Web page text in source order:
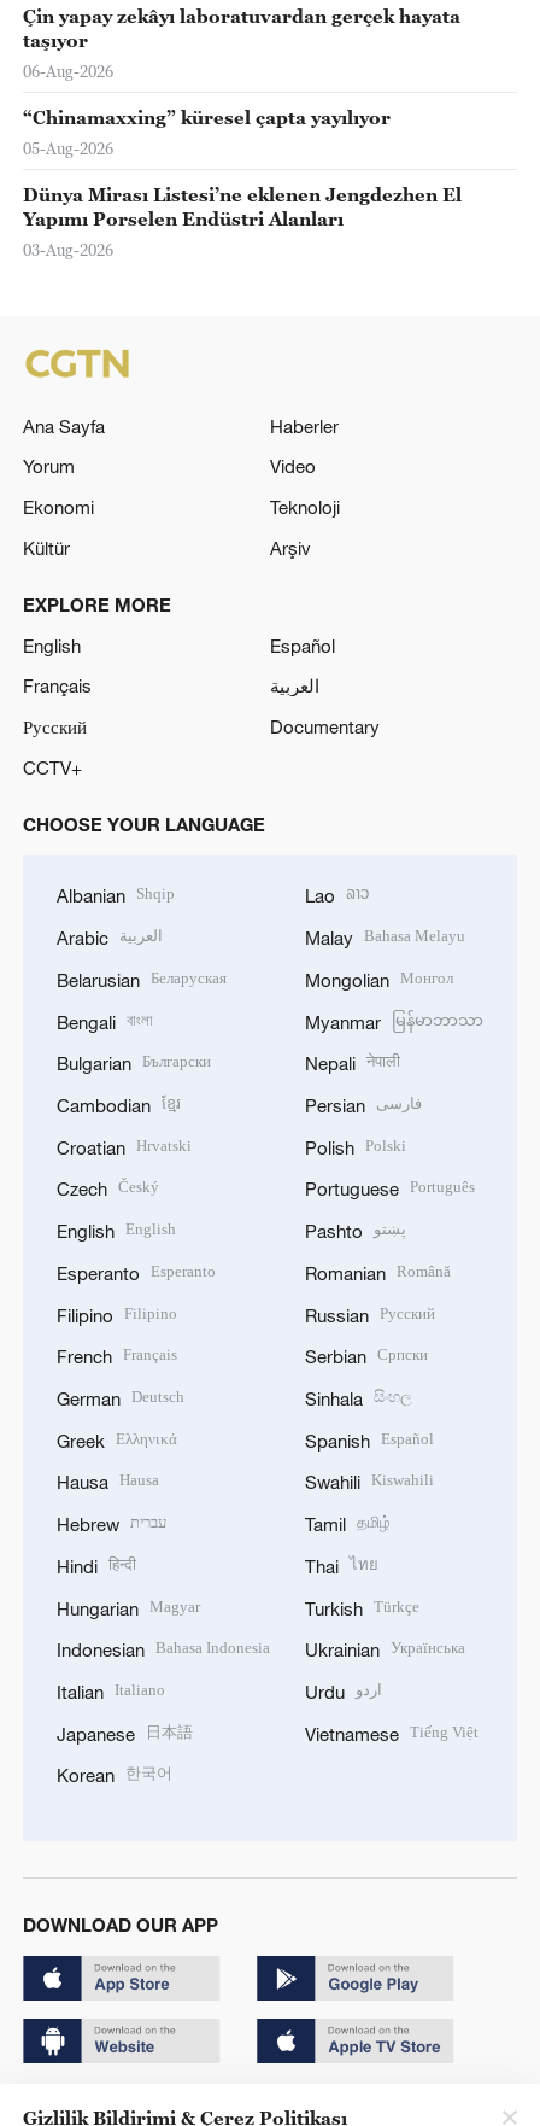
Çin yapay zekâyı laboratuvardan gerçek hayata
taşıyor
06-Aug-2026
“Chinamaxxing” küresel çapta yayılıyor
05-Aug-2026
Dünya Mirası Listesi’ne eklenen Jengdezhen El
Yapımı Porselen Endüstri Alanları
03-Aug-2026
Ana Sayfa
Haberler
Yorum
Video
Ekonomi
Teknoloji
Kültür
Arşiv
EXPLORE MORE
English
Español
Français
العربية
Русский
Documentary
CCTV+
CHOOSE YOUR LANGUAGE
Albanian Shqip
Arabic العربية
Belarusian Беларуская
Bengali বাংলা
Bulgarian Български
Cambodian ខ្មែរ
Croatian Hrvatski
Czech Český
English English
Esperanto Esperanto
Filipino Filipino
French Français
German Deutsch
Greek Ελληνικά
Hausa Hausa
Hebrew עברית
Hindi हिन्दी
Hungarian Magyar
Indonesian Bahasa Indonesia
Italian Italiano
Japanese 日本語
Korean 한국어
Lao ລາວ
Malay Bahasa Melayu
Mongolian Монгол
Myanmar မြန်မာဘာသာ
Nepali नेपाली
Persian فارسی
Polish Polski
Portuguese Português
Pashto پښتو
Romanian Română
Russian Русский
Serbian Српски
Sinhala සිංහල
Spanish Español
Swahili Kiswahili
Tamil தமிழ்
Thai ไทย
Turkish Türkçe
Ukrainian Українська
Urdu اردو
Vietnamese Tiếng Việt
DOWNLOAD OUR APP
Gizlilik Bildirimi & Çerez Politikası